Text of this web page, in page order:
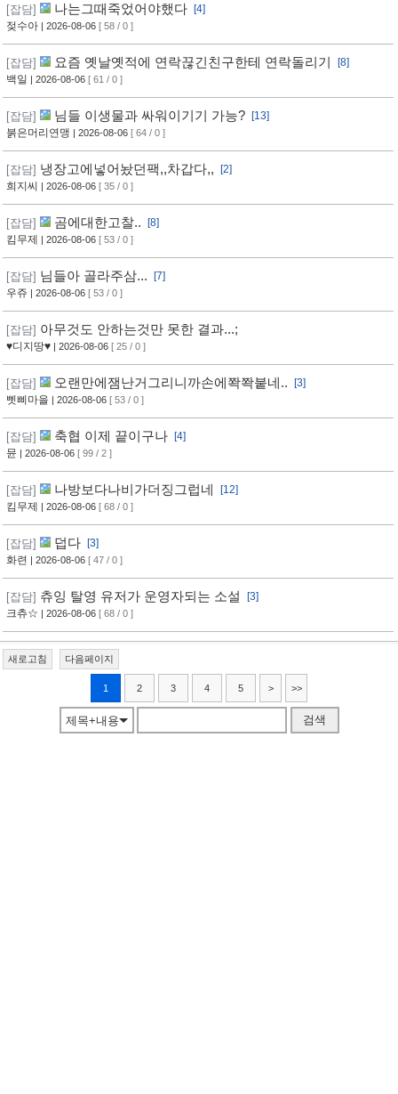
[잡담] 나는그때죽었어야했다
[4]
젖수아 | 2026-08-06 [ 58 / 0 ]
[잡담] 요즘 옛날옛적에 연락끊긴친구한테 연락돌리기
[8]
백일 | 2026-08-06 [ 61 / 0 ]
[잡담] 님들 이생물과 싸워이기기 가능?
[13]
붉은머리연맹 | 2026-08-06 [ 64 / 0 ]
[잡담] 냉장고에넣어놨던팩,,차갑다,,
[2]
희지씨
| 2026-08-06 [ 35 / 0 ]
[잡담] 곰에대한고찰..
[8]
킴무제
| 2026-08-06 [ 53 / 0 ]
[잡담] 님들아 골라주삼...
[7]
우쥬 | 2026-08-06 [ 53 / 0 ]
[잡담] 아무것도 안하는것만 못한 결과...;
♥디지땅♥ | 2026-08-06 [ 25 / 0 ]
[잡담] 오랜만에잼난거그리니까손에쫙쫙붙네..
[3]
삣삐마을 | 2026-08-06 [ 53 / 0 ]
[잡담] 축협 이제 끝이구나
[4]
뮨 | 2026-08-06 [ 99 / 2 ]
[잡담] 나방보다나비가더징그럽네
[12]
킴무제
| 2026-08-06 [ 68 / 0 ]
[잡담] 덥다
[3]
화련 | 2026-08-06 [ 47 / 0 ]
[잡담] 츄잉 탈영 유저가 운영자되는 소설
[3]
크츄☆ | 2026-08-06 [ 68 / 0 ]
새로고침 다음페이지
1 2 3 4 5 > >>
제목+내용 검색